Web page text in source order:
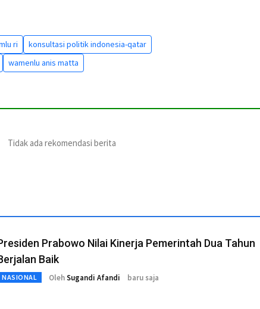
ri
konsultasi politik indonesia-qatar
wamenlu anis matta
Tidak ada rekomendasi berita
Prabowo Nilai Kinerja Pemerintah Dua Tahun
Baik
NASIONAL OlehSugandi Afandi baru saja